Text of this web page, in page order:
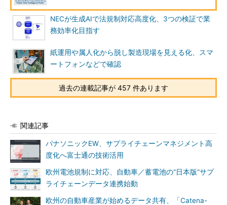
NECが生成AIで法規制対応高度化、3つの検証で業
務効率化目指す
紙運用や属人化から脱し製造現場を見える化、スマ
ートフォンなどで確認
過去の連載記事が 457 件あります
関連記事
パナソニックEW、サプライチェーンマネジメント高
度化へ富士通の技術活用
欧州電池規制に対応、自動車／蓄電池の“日本版”サプ
ライチェーンデータ連携始動
欧州の自動車産業が始めるデータ共有、「Catena-